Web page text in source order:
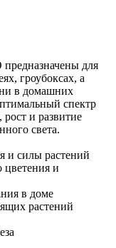
для
гроубоксах, а
в домашних
спектр
и развитие
света.
и силы растений
цветения и
в доме
растений